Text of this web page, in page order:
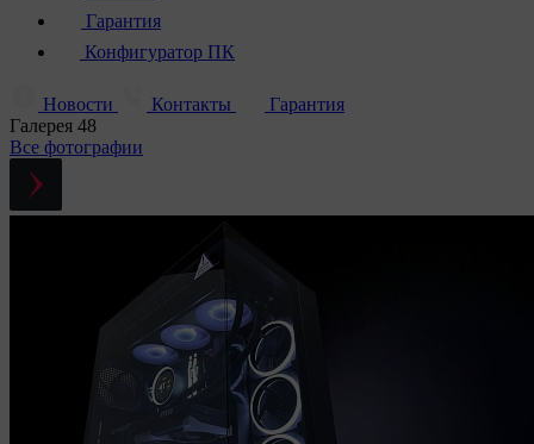
Гарантия
Конфигуратор ПК
Новости Контакты
Гарантия
Галерея 48
Все фотографии